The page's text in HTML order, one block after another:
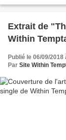
Extrait de
Within
Publié le 06/09/2018
Par Site Within